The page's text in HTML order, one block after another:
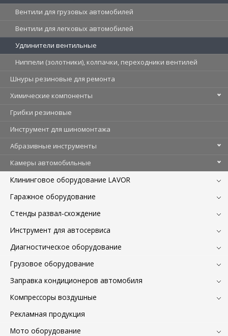
Вентили для грузовых автомобилей
Вентили для легковых автомобилей
Удлинители вентильные
Ниппели (золотники), колпачки, переходники вентилей
Шнуры резиновые для ремонта
Химические компоненты
Грибки резиновые
Инструмент для шиномонтажа
Абразивные инструменты
Камеры автомобильные
Клининговое оборудование LAVOR
Гаражное оборудование
Стенды развал-схождение
Инструмент для автосервиса
Диагностическое оборудование
Грузовое оборудование
Заправка кондиционеров автомобиля
Компрессоры воздушные
Рекламная продукция
Мото оборудование